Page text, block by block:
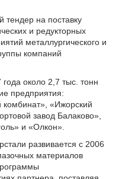
на поставку
и редукторных
металлургического и
компаний
около 2,7 тыс. тонн
предприятия:
комбинат», «Ижорский
завод Балаково»,
и «Олкон».
развивается с 2006
материалов